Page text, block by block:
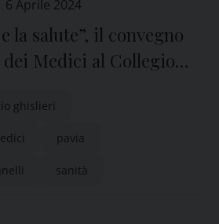
6 Aprile 2024
la salute”, il convegno
dei Medici al Collegio
ghislieri
pavia
sanità